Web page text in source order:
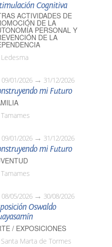
Cognitiva
ACTIVIDADES DE
DE LA
PERSONAL Y
DE LA
Ledesma
09/01/2026 31/12/2026
mi Futuro
Tamames
09/01/2026 31/12/2026
mi Futuro
Tamames
08/05/2026 30/08/2026
Oswaldo
/ EXPOSICIONES
Santa Marta de Tormes